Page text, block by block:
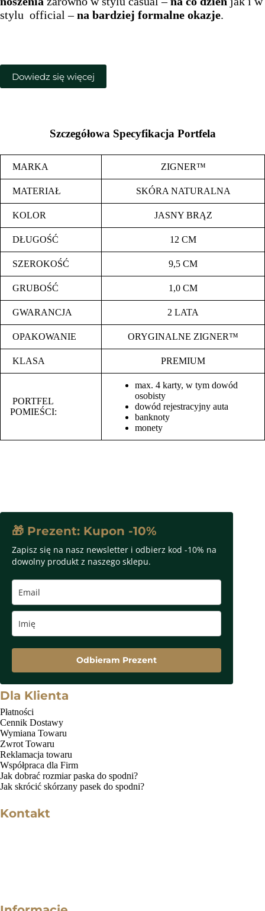
stylu official –na bardziej formalne okazje.
Dowiedz się więcej
Szczegółowa Specyfikacja Portfela
MARKA ZIGNER™
MATERIAŁ SKÓRA NATURALNA
KOLOR JASNY BRĄZ
DŁUGOŚĆ 12 CM
SZEROKOŚĆ 9,5 CM
GRUBOŚĆ 1,0 CM
GWARANCJA 2 LATA
OPAKOWANIE ORYGINALNE ZIGNER™
KLASA PREMIUM
PORTFEL
POMIEŚCI:
max. 4 karty, w tym dowód
osobisty
dowód rejestracyjny auta
banknoty
monety
🎁 Prezent: Kupon -10%
Zapisz się na nasz newsletter i odbierz kod -10% na
dowolny produkt z naszego sklepu.
Odbieram Prezent
Dla Klienta
Płatności
Cennik Dostawy
Wymiana Towaru
Zwrot Towaru
Reklamacja towaru
Współpraca dla Firm
Jak dobrać rozmiar paska do spodni?
Jak skrócić skórzany pasek do spodni?
Kontakt